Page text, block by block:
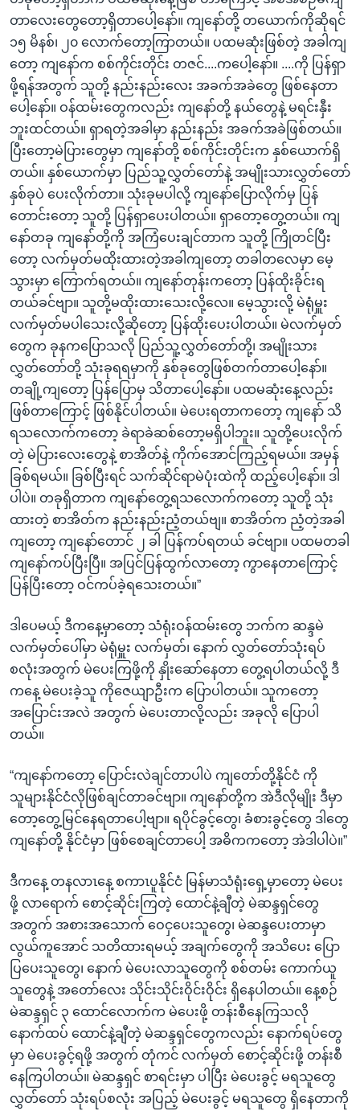
တာလေးတွေတော့ရှိတာပေါ့နော်။ ကျနော်တို့ တယောက်ကိုဆိုရင်
၁၅ မိနစ်၊ ၂၀ လောက်တော့ကြာတယ်။ ပထမဆုံးဖြစ်တဲ့ အခါကျ
တော့ ကျနော်က စစ်ကိုင်းတိုင်း တဇင်....ကပေါ့နော်။ ....ကို ပြန်ရှာ
ဖို့ရန်အတွက် သူတို့ နည်းနည်းလေး အခက်အခဲတွေ ဖြစ်နေတာ
ပေါ့နော်။ ဝန်ထမ်းတွေကလည်း ကျနော်တို့ နယ်တွေနဲ့ မရင်းနှီး
ဘူးထင်တယ်။ ရှာရတဲ့အခါမှာ နည်းနည်း အခက်အခဲဖြစ်တယ်။
ပြီးတော့မဲပြားတွေမှာ ကျနော်တို့ စစ်ကိုင်းတိုင်းက နှစ်ယောက်ရှိ
တယ်။ နှစ်ယောက်မှာ ပြည်သူ့လွှတ်တော်နဲ့ အမျိုးသားလွှတ်တော်
နှစ်ခုပဲ ပေးလိုက်တာ။ သုံးခုမပါလို့ ကျနော်ပြောလိုက်မှ ပြန်
တောင်းတော့ သူတို့ ပြန်ရှာပေးပါတယ်။ ရှာတော့တွေ့တယ်။ ကျ
နော်တခု ကျနော်တို့ကို အကြံပေးချင်တာက သူတို့ ကြိုတင်ပြီး
တော့ လက်မှတ်မထိုးထားတဲ့အခါကျတော့ တခါတလေမှာ မေ့
သွားမှာ ကြောက်ရတယ်။ ကျနော်တုန်းကတော့ ပြန်ထိုးခိုင်းရ
တယ်ခင်ဗျာ။ သူတို့မထိုးထားသေးလို့လေ။ မေ့သွားလို့ မဲရုံမှူး
လက်မှတ်မပါသေးလို့ဆိုတော့ ပြန်ထိုးပေးပါတယ်။ မဲလက်မှတ်
တွေက ခုနကပြောသလို ပြည်သူ့လွှတ်တော်တို့၊ အမျိုးသား
လွှတ်တော်တို့ သုံးခုရရမှာကို နှစ်ခုတွေဖြစ်တက်တာပေါ့နော်။
တချို့ကျတော့ ပြန်ပြောမှ သိတာပေါ့နော်။ ပထမဆုံးနေ့လည်း
ဖြစ်တာကြောင့် ဖြစ်နိုင်ပါတယ်။ မဲပေးရတာကတော့ ကျနော် သိ
ရသလောက်ကတော့ ခဲရာခဲဆစ်တော့မရှိပါဘူး။ သူတို့ပေးလိုက်
တဲ့ မဲပြားလေးတွေနဲ့ စာအိတ်နဲ့ ကိုက်အောင်ကြည့်ရမယ်။ အမှန်
ခြစ်ရမယ်။ ခြစ်ပြီးရင် သက်ဆိုင်ရာမဲပုံးထဲကို ထည့်ပေါ့နော်။ ဒါ
ပါပဲ။ တခုရှိတာက ကျနော်တွေ့ရသလောက်ကတော့ သူတို့ သုံး
ထားတဲ့ စာအိတ်က နည်းနည်းညံ့တယ်ဗျ။ စာအိတ်က ညံ့တဲ့အခါ
ကျတော့ ကျနော်တောင် ၂ ခါ ပြန်ကပ်ရတယ် ခင်ဗျာ။ ပထမတခါ
ကျနော်ကပ်ပြီးပြီ။ အပြင်ပြန်ထွက်လာတော့ ကွာနေတာကြောင့်
ပြန်ပြီးတော့ ဝင်ကပ်ခဲ့ရသေးတယ်။”
ဒါပေမယ့် ဒီကနေ့မှာတော့ သံရုံးဝန်ထမ်းတွေ ဘက်က ဆန္ဒမဲ
လက်မှတ်ပေါ်မှာ မဲရုံမှူး လက်မှတ်၊ နောက် လွှတ်တော်သုံးရပ်
စလုံးအတွက် မဲပေးကြဖို့ကို နှိုးဆော်နေတာ တွေ့ရပါတယ်လို့ ဒီ
ကနေ့ မဲပေးခဲ့သူ ကိုဇေယျာဦးက ပြောပါတယ်။ သူကတော့
အပြောင်းအလဲ အတွက် မဲပေးတာလို့လည်း အခုလို ပြောပါ
တယ်။
“ကျနော်ကတော့ ပြောင်းလဲချင်တာပါပဲ ကျတော်တို့နိုင်ငံ ကို
သူများနိုင်ငံလိုဖြစ်ချင်တာခင်ဗျာ။ ကျနော်တို့က အဲဒီလိုမျိုး ဒီမှာ
တော့တွေ့မြင်နေရတာပေါ့ဗျာ။ ရပိုင်ခွင့်တွေ၊ ခံစားခွင့်တွေ ဒါတွေ
ကျနော်တို့ နိုင်ငံမှာ ဖြစ်စေချင်တာပေါ့ အဓိကကတော့ အဲဒါပါပဲ။”
ဒီကနေ့ တနလာၤနေ့ စကာၤပူနိုင်ငံ မြန်မာသံရုံးရှေ့မှာတော့ မဲပေး
ဖို့ လာရောက် စောင့်ဆိုင်းကြတဲ့ ထောင်နဲ့ချီတဲ့ မဲဆန္ဒရှင်တွေ
အတွက် အစားအသောက် ဝေငှပေးသူတွေ၊ မဲဆန္ဒပေးတာမှာ
လွယ်ကူအောင် သတိထားရမယ့် အချက်တွေကို အသိပေး ပြော
ပြပေးသူတွေ၊ နောက် မဲပေးလာသူတွေကို စစ်တမ်း ကောက်ယူ
သူတွေနဲ့ အတော်လေး သိုင်းသိုင်းဝိုင်းဝိုင်း ရှိနေပါတယ်။ နေ့စဉ်
မဲဆန္ဒရှင် ၃ ထောင်လောက်က မဲပေးဖို့ တန်းစီနေကြသလို
နောက်ထပ် ထောင်နဲ့ချီတဲ့ မဲဆန္ဒရှင်တွေကလည်း နောက်ရပ်တွေ
မှာ မဲပေးခွင့်ရဖို့ အတွက် တုံကင် လက်မှတ် စောင့်ဆိုင်းဖို့ တန်းစီ
နေကြပါတယ်။ မဲဆန္ဒရှင် စာရင်းမှာ ပါပြီး မဲပေးခွင့် မရသူတွေ
လွှတ်တော် သုံးရပ်စလုံး အပြည့် မဲပေးခွင့် မရသူတွေ ရှိနေတာကို